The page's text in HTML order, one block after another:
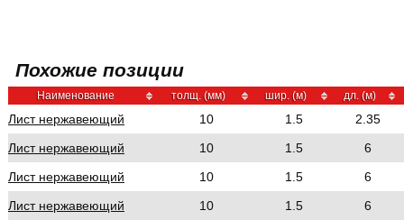
Похожие позиции
Наименование толщ. (мм) шир. (м) дл. (м)
Лист нержавеющий 10 1.5
2.35
Лист нержавеющий
10 1.5
6
Лист нержавеющий
10 1.5
6
Лист нержавеющий
10 1.5
6